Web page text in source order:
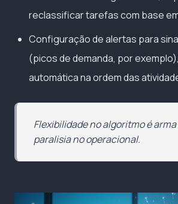
reclassificar tarefas com base
Configuração de alertas para
(picos de demanda, por
automática na ordem das
Flexibilidade no algoritmo é
paralisia no operacional.